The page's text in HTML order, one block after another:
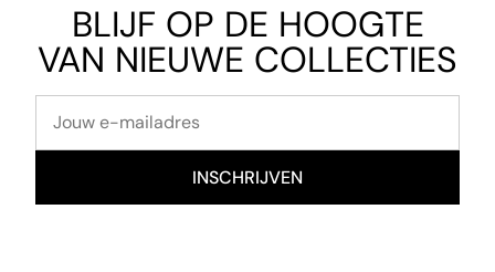
BLIJF OP DE HOOGTE
VAN NIEUWE COLLECTIES